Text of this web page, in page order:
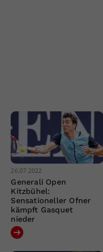
26.07.2022
Generali Open
Kitzbühel:
Sensationeller Ofner
kämpft Gasquet
nieder